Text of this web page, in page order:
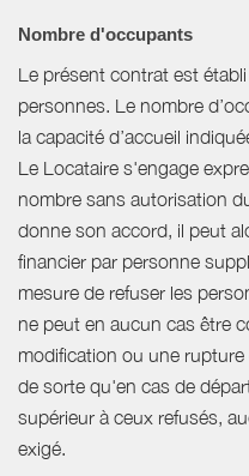
Nombre d'occupants
Le présent contrat est
personnes. Le nombre
la capacité d’accueil
Le Locataire s'engage
nombre sans autorisation
donne son accord, il peut
financier par personne
mesure de refuser les
ne peut en aucun cas être
modification ou une
de sorte qu'en cas de
supérieur à ceux refusés,
exigé.